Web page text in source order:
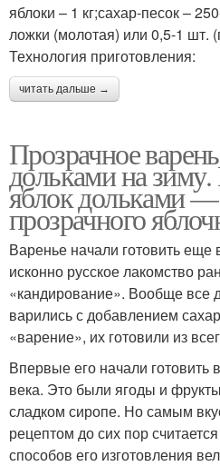
яблоки – 1 кг;сахар-песок –
ложки (молотая) или 0,5-1 шт.
Технология приготовления:
читать дальше →
Прозрачное
дольками на зиму.
яблок дольками —
прозрачного
Варенье начали готовить еще
исконно русское лакомство
«кандирование». Вообще все
варились с добавлением
«варение», их готовили из
Впервые его начали готовить
века. Это были ягоды и
сладком сиропе. Но самым
рецептом до сих пор
способов его изготовления